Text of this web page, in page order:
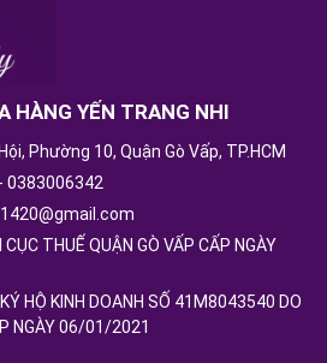
HÀNG YẾN TRANG NHI
Phường 10, Quận Gò Vấp, TP.HCM
- 0383006342
THUẾ QUẬN GÒ VẤP CẤP NGÀY
HỘ KINH DOANH SỐ 41M8043540 DO
NGÀY 06/01/2021